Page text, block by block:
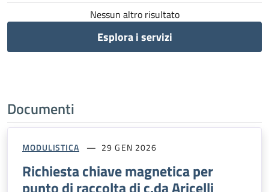
Nessun altro risultato
Esplora i servizi
Documenti
MODULISTICA 29 GEN 2026
Richiesta chiave magnetica per